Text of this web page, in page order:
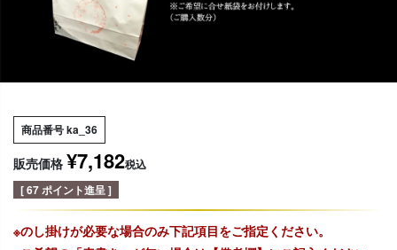
商品番号ka_36
販売価格 ¥7,182税込
[67ポイント進呈 ]
※のし掛けが必要な場合のみ下記項目をご指定ください。